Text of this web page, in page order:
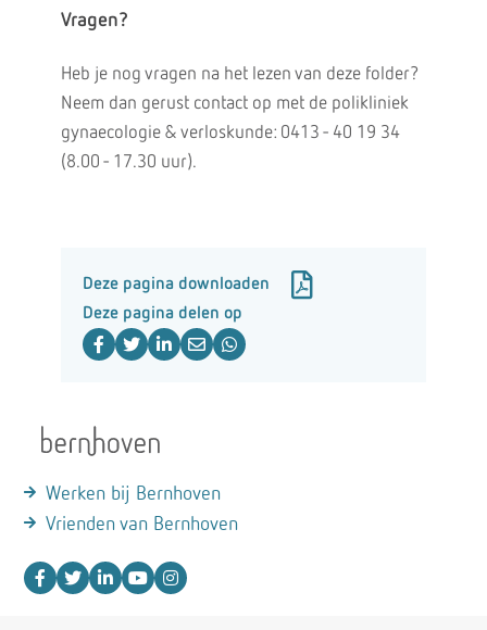
Vragen?
Heb je nog vragen na het lezen van deze folder?
Neem dan gerust contact op met de polikliniek
gynaecologie & verloskunde: 0413 - 40 19 34
(8.00 - 17.30 uur).
Deze pagina downloaden
Deze pagina delen op
Werken bij Bernhoven
Vrienden van Bernhoven